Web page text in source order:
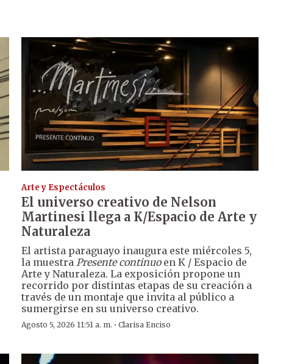
Arte y Espectáculos
El universo creativo de Nelson
Martinesi llega a K/Espacio de Arte y
Naturaleza
El artista paraguayo inaugura este miércoles 5,
la muestra Presente continuoen K / Espacio de
Arte y Naturaleza. La exposición propone un
recorrido por distintas etapas de su creación a
través de un montaje que invita al público a
sumergirse en su universo creativo.
Agosto 5, 2026 11:51 a. m. · Clarisa Enciso